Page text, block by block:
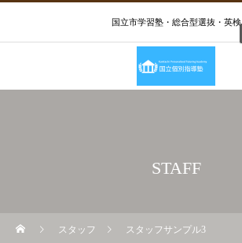
国立市学習塾・総合型選抜・英検
STAFF
スタッフ スタッフサンプル3